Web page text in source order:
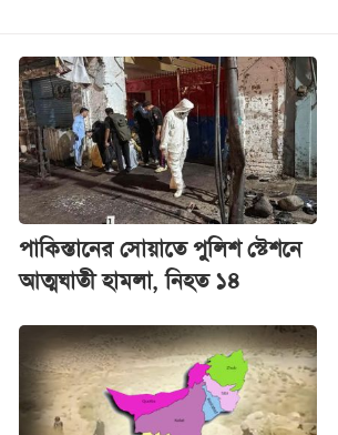
পাকিস্তানের সোয়াতে পুলিশ স্টেশনে
আত্মঘাতী হামলা, নিহত ১৪